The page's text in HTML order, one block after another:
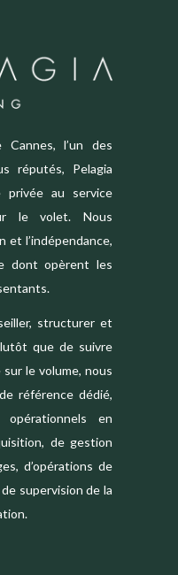
l’un des
réputés, Pelagia
privée au service
le volet. Nous
et l’indépendance,
dont opèrent les
structurer et
que de suivre
le volume, nous
référence dédié,
opérationnels en
de gestion
d’opérations de
supervision de la